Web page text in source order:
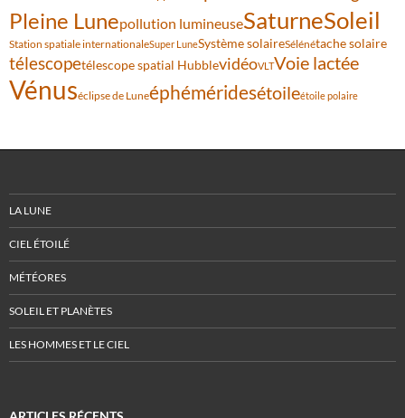
Pleine Lunepollution lumineuseSaturneSoleil
Station spatiale internationaleSuper LuneSystème solaireSélénétache solaire
télescopetélescope spatial HubblevidéoVLTVoie lactée
Vénuséclipse de Luneéphéméridesétoileétoile polaire
LA LUNE
CIEL ÉTOILÉ
MÉTÉORES
SOLEIL ET PLANÈTES
LES HOMMES ET LE CIEL